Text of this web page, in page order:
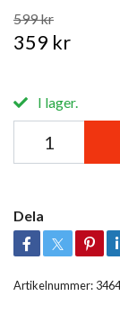
599 kr
359 kr
I lager.
Dela
Artikelnummer: 3464